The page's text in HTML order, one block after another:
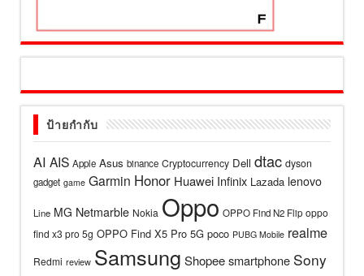
ป้ายกำกับ
AI AIS Apple Asus binance Cryptocurrency Dell dtac dyson
gadget game Garmin Honor Huawei Infinix Lazada lenovo
Line MG Netmarble Nokia Oppo OPPO Find N2 Flip oppo
find x3 pro 5g OPPO Find X5 Pro 5G poco PUBG Mobile realme
Redmi review Samsung Shopeesmartphone Sony